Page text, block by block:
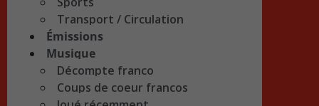
Transport / Circulation
Émissions
Musique
Décompte franco
Coups de coeur francos